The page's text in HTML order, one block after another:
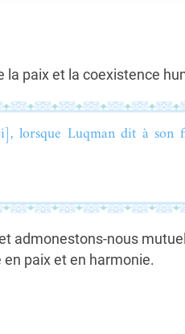
la paix et la coexistence
lorsque Luqman dit à son
admonestons-nous
paix et en harmonie.